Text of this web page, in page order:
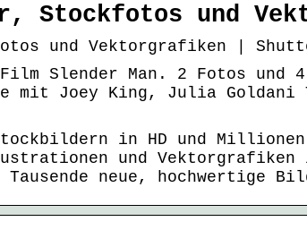
Stockfotos und
und Vektorgrafiken |
Slender Man. 2 Fotos und
mit Joey King, Julia
in HD und
und Vektorgrafiken
neue, hochwertige